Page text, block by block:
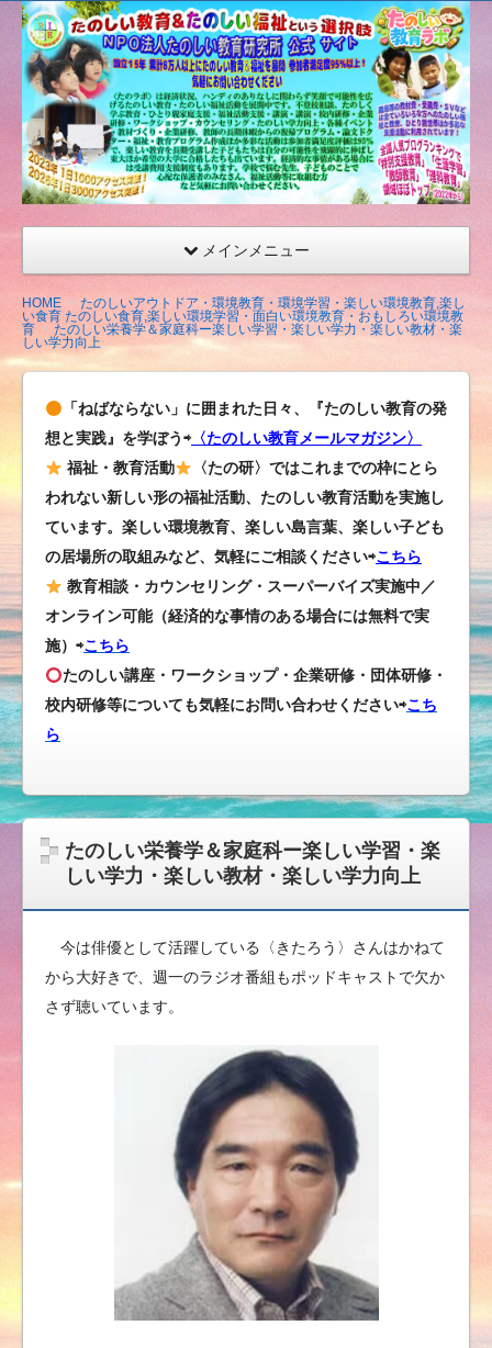
たの
しい
教育
研究
所
（沖
縄）
公式
ト
メインメニュー
HOME
たのしいアウトドア・環境教育・環境学習・楽しい環境教育,楽し
い食育 たのしい食育,楽しい環境学習・面白い環境教育・おもしろい環境教
育
たのしい栄養学＆家庭科ー楽しい学習・楽しい学力・楽しい教材・楽
しい学力向上
「ねばならない」に囲まれた日々、『たのしい教育の発
想と実践』を学ぼう⇨ 〈たのしい教育メールマガジン〉
福祉・教育活動
〈たの研〉ではこれまでの枠にとら
われない新しい形の福祉活動、たのしい教育活動を実施し
ています。楽しい環境教育、楽しい島言葉、楽しい子ども
の居場所の取組みなど、気軽にご相談ください⇨こちら
教育相談・カウンセリング・スーパーバイズ実施中／
オンライン可能（経済的な事情のある場合には無料で実
施）⇨こちら
たのしい講座・ワークショップ・企業研修・団体研修・
校内研修等についても気軽にお問い合わせください⇨こち
ら
たのしい栄養学＆家庭科ー楽しい学習・楽
しい学力・楽しい教材・楽しい学力向上
今は俳優として活躍している〈きたろう〉さんはかねて
から大好きで、週一のラジオ番組もポッドキャストで欠か
さず聴いています。